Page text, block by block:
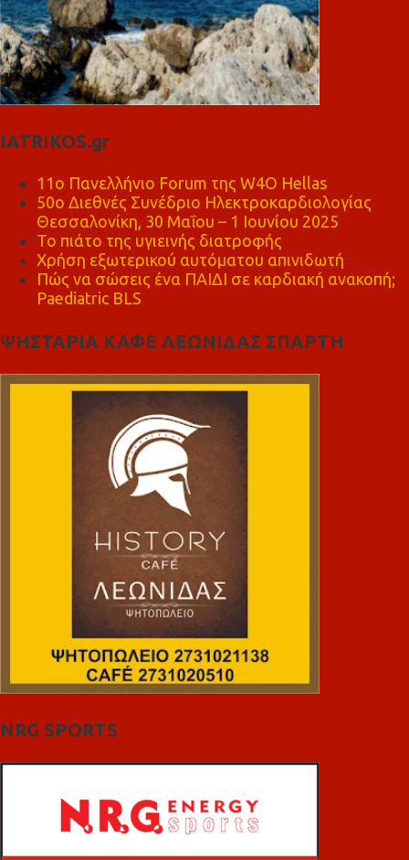
IATRIKOS.gr
11ο Πανελλήνιο Forum της W4O Hellas
50ο Διεθνές Συνέδριο Ηλεκτροκαρδιολογίας
Θεσσαλονίκη, 30 Μαΐου – 1 Ιουνίου 2025
Το πιάτο της υγιεινής διατροφής
Χρήση εξωτερικού αυτόματου απινιδωτή
Πώς να σώσεις ένα ΠΑΙΔΙ σε καρδιακή ανακοπή;
Paediatric BLS
ΨΗΣΤΑΡΙΑ ΚΑΦΕ ΛΕΩΝΙΔΑΣ ΣΠΑΡΤΗ
NRG SPORTS